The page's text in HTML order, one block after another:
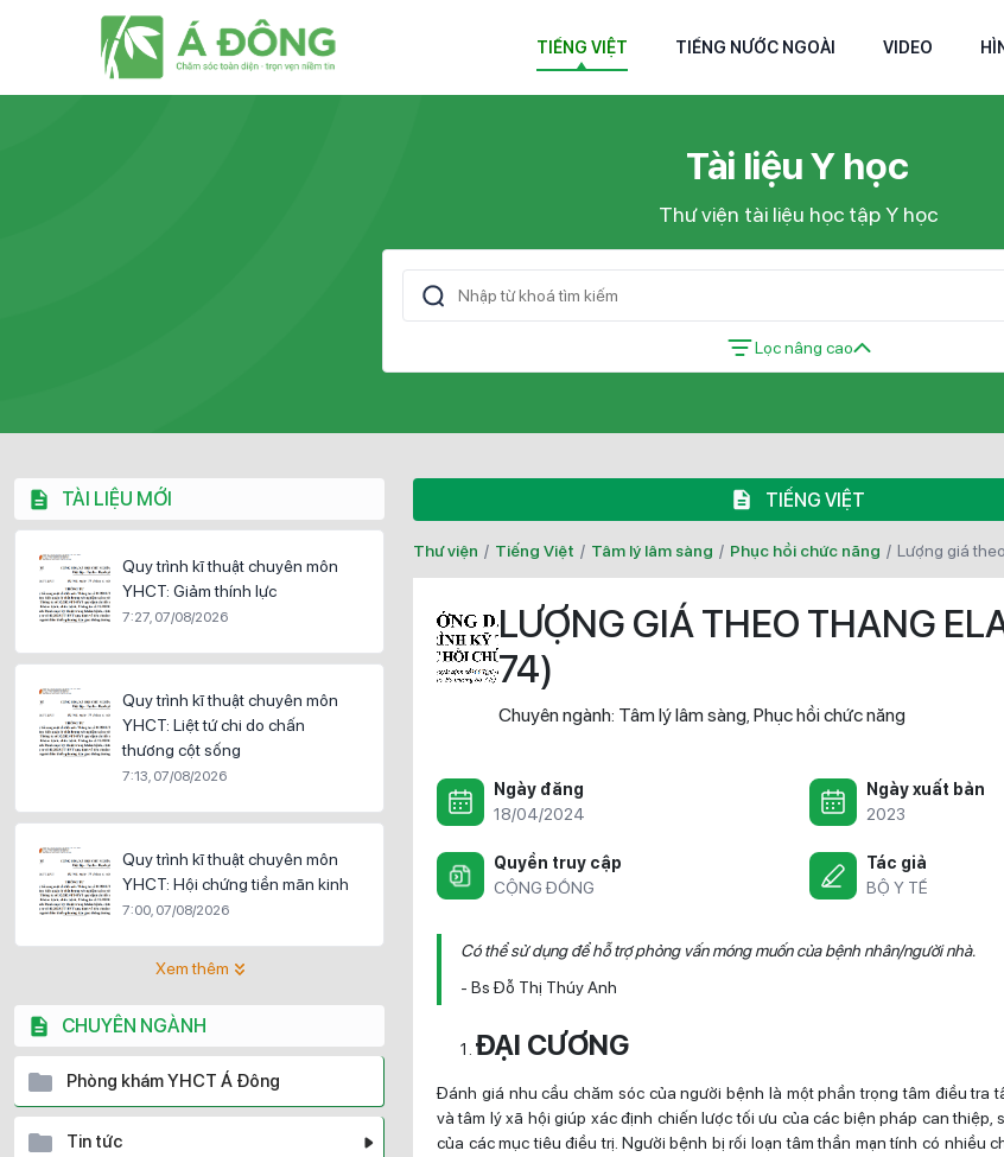
TIẾNG VIỆT TIẾNG NƯỚC NGOÀI VIDEO
Tài liệu Y học
Thư viện tài liệu học tập Y học
Lọc nâng cao
TÀI LIỆU MỚI
Quy trình kĩ thuật chuyên môn
YHCT: Giảm thính lực
7:27, 07/08/2026
Quy trình kĩ thuật chuyên môn
YHCT: Liệt tứ chi do chấn
thương cột sống
7:13, 07/08/2026
Quy trình kĩ thuật chuyên môn
YHCT: Hội chứng tiền mãn kinh
7:00, 07/08/2026
Xem thêm
CHUYÊN NGÀNH
Phòng khám YHCT Á Đông
Tin tức
TIẾNG VIỆT
Thư viện / Tiếng Việt / Tâm lý lâm sàng / Phục hồi chức năng / lượng giá
LƯỢNG GIÁ THEO THANG
74)
Chuyên ngành: Tâm lý lâm sàng Phục hồi chức năng
Ngày đăng
18/04/2024
Ngày xuất bản
2023
Quyền truy cập
CỘNG ĐỒNG
Tác giả
BỘ Y TẾ
Có thể sử dụng để hỗ trợ phỏng vấn móng muốn của bệnh nhân/người nhà.
- Bs Đỗ Thị Thúy Anh
ĐẠI CƯƠNG
Đánh giá nhu cầu chăm sóc của người bệnh là một phần trọng tâm điều tra
và tâm lý xã hội giúp xác định chiến lược tối ưu của các biện pháp can thiệp,
của các mục tiêu điều trị. Người bệnh bị rối loạn tâm thần mạn tính có nhiều